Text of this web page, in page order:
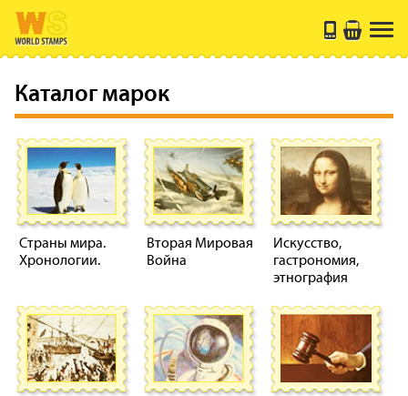
Каталог марок
Страны мира.
Хронологии.
Вторая Мировая
Война
Искусство,
гастрономия,
этнография